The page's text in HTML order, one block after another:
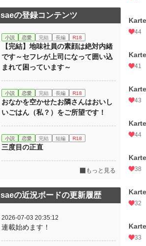
44
41
43
44
38
32
33
saeの登録コンテンツ
小説 恋愛 完結 長編 R18
【完結】地味社員の素顔は絶対内緒
です～セフレが上司になって囲い込
まれて困っています～
小説 恋愛 完結 長編 R18
おなかを空かせたお隣さんはおいし
いごはん（私？）をご所望です！
小説 恋愛 完結 短編 R18
三度目の正直
もっと見る
saeの近況ボードの更新履歴
2026-07-03 20:35:12
連載始めます！